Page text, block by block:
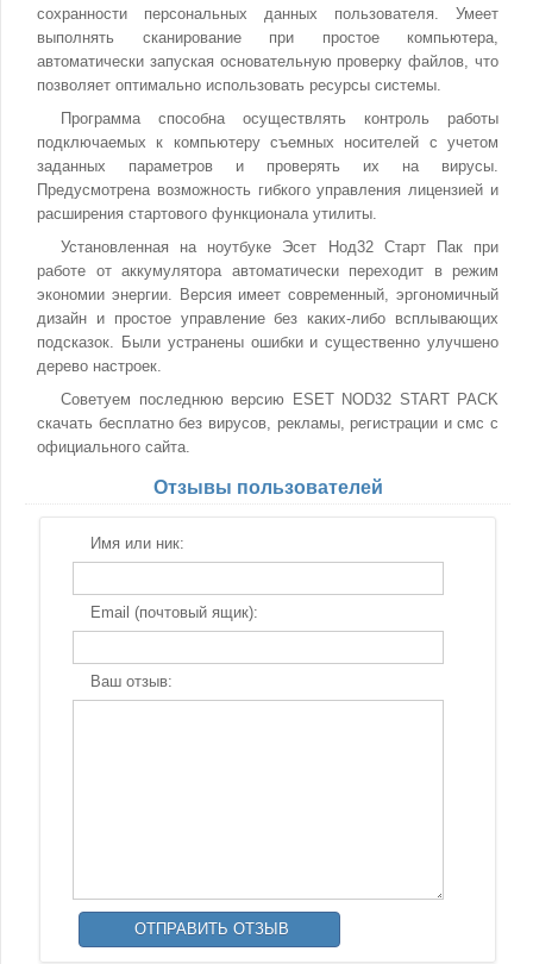
сохранности персональных данных пользователя. Умеет
выполнять сканирование при простое компьютера,
автоматически запуская основательную проверку файлов, что
позволяет оптимально использовать ресурсы системы.
Программа способна осуществлять контроль работы
подключаемых к компьютеру съемных носителей с учетом
заданных параметров и проверять их на вирусы.
Предусмотрена возможность гибкого управления лицензией и
расширения стартового функционала утилиты.
Установленная на ноутбуке Эсет Нод32 Старт Пак при
работе от аккумулятора автоматически переходит в режим
экономии энергии. Версия имеет современный, эргономичный
дизайн и простое управление без каких-либо всплывающих
подсказок. Были устранены ошибки и существенно улучшено
дерево настроек.
Советуем последнюю версию ESET NOD32 START PACK
скачать бесплатно без вирусов, рекламы, регистрации и смс с
официального сайта.
Отзывы пользователей
Имя или ник:
Email (почтовый ящик):
Ваш отзыв: